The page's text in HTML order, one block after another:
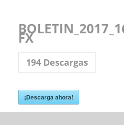
FX
194Descargas
¡Descarga ahora!